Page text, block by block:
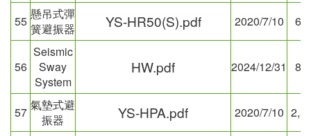
55 懸吊式彈
簧避振器
YS-HR50(S).pdf 2020/7/10
56
Seismic
Sway
System
HW.pdf 2024/12/31
57 氣墊式避
振器
YS-HPA.pdf 2020/7/10